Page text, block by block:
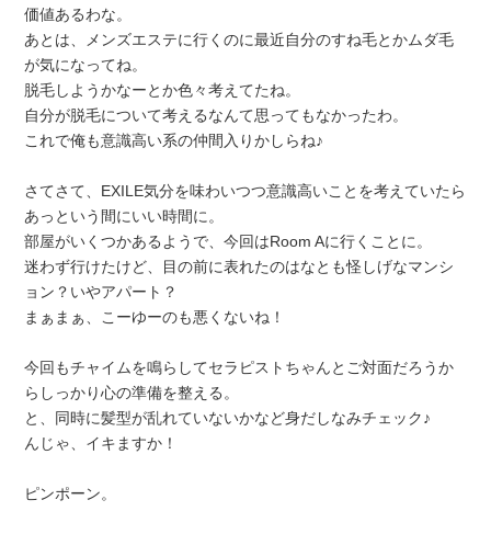
価値あるわな。
あとは、メンズエステに行くのに最近自分のすね毛とかムダ毛
が気になってね。
脱毛しようかなーとか色々考えてたね。
自分が脱毛について考えるなんて思ってもなかったわ。
これで俺も意識高い系の仲間入りかしらね♪
さてさて、EXILE気分を味わいつつ意識高いことを考えていたら
あっという間にいい時間に。
部屋がいくつかあるようで、今回はRoom Aに行くことに。
迷わず行けたけど、目の前に表れたのはなとも怪しげなマンシ
ョン？いやアパート？
まぁまぁ、こーゆーのも悪くないね！
今回もチャイムを鳴らしてセラピストちゃんとご対面だろうか
らしっかり心の準備を整える。
と、同時に髪型が乱れていないかなど身だしなみチェック♪
んじゃ、イキますか！
ピンポーン。